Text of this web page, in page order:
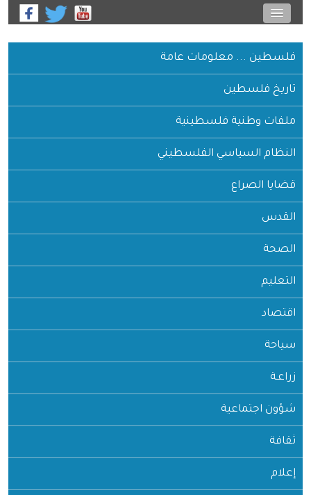
فلسطين ... معلومات عامة
تاريخ فلسطين
ملفات وطنية فلسطينية
النظام السياسي الفلسطيني
قضايا الصراع
القدس
الصحة
التعليم
اقتصاد
سياحة
زراعـة
شؤون اجتماعية
ثقافة
إعلام